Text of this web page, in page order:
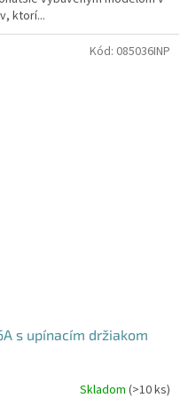
ktorí...
s upínacím držiakom
Skladom (>10 ks)
Kód: 085036INP